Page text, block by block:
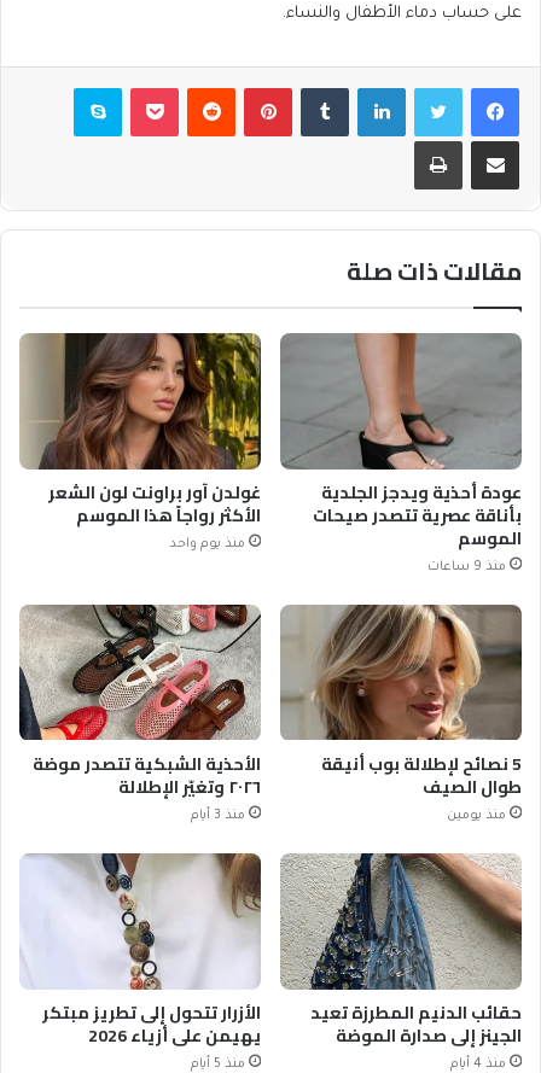
على حساب دماء الأطفال والنساء.
فيسبوكتويتر لينكدإن بينتيريست بوكيت سكايب
مشاركة عبر البريد طباعة
مقالات ذات صلة
عودة أحذية ويدجز الجلدية
بأناقة عصرية تتصدر صيحات
الموسم
منذ 9 ساعات
غولدن آور براونت لون الشعر
الأكثر رواجاً هذا الموسم
منذ يوم واحد
5 نصائح لإطلالة بوب أنيقة
طوال الصيف
منذ يومين
الأحذية الشبكية تتصدر موضة
٢٠٢٦ وتغيّر الإطلالة
منذ 3 أيام
حقائب الدنيم المطرزة تعيد
الجينز إلى صدارة الموضة
منذ 4 أيام
الأزرار تتحول إلى تطريز مبتكر
يهيمن على أزياء 2026
منذ 5 أيام